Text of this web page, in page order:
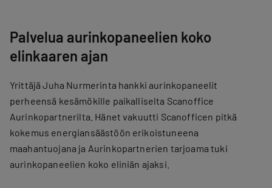
Palvelua aurinkopaneelien koko
elinkaaren ajan
Yrittäjä Juha Nurmerinta hankki aurinkopaneelit
perheensä kesämökille paikalliselta Scanoffice
Aurinkopartnerilta. Hänet vakuutti Scanofficen pitkä
kokemus energiansäästöön erikoistuneena
maahantuojana ja Aurinkopartnerien tarjoama tuki
aurinkopaneelien koko eliniän ajaksi.